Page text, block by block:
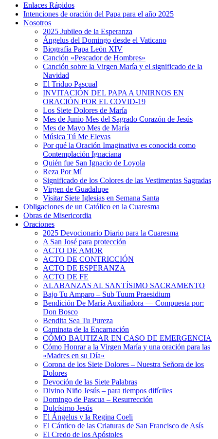
Enlaces Rápidos
Intenciones de oración del Papa para el año 2025
Nosotros
2025 Jubileo de la Esperanza
Ángelus del Domingo desde el Vaticano
Biografía Papa León XIV
Canción «Pescador de Hombres»
Canción sobre la Virgen María y el significado de la
Navidad
El Triduo Pascual
INVITACIÓN DEL PAPA A UNIRNOS EN
ORACIÓN POR EL COVID-19
Los Siete Dolores de María
Mes de Junio Mes del Sagrado Corazón de Jesús
Mes de Mayo Mes de María
Música Tú Me Elevas
Por qué la Oración Imaginativa es conocida como
Contemplación Ignaciana
Quién fue San Ignacio de Loyola
Reza Por Mí
Significado de los Colores de las Vestimentas Sagradas
Virgen de Guadalupe
Visitar Siete Iglesias en Semana Santa
Obligaciones de un Católico en la Cuaresma
Obras de Misericordia
Oraciones
2025 Devocionario Diario para la Cuaresma
A San José para protección
ACTO DE AMOR
ACTO DE CONTRICCIÓN
ACTO DE ESPERANZA
ACTO DE FE
ALABANZAS AL SANTÍSIMO SACRAMENTO
Bajo Tu Amparo – Sub Tuum Praesidium
Bendición De María Auxiliadora — Compuesta por:
Don Bosco
Bendita Sea Tu Pureza
Caminata de la Encarnación
CÓMO BAUTIZAR EN CASO DE EMERGENCIA
Cómo Honrar a la Virgen María y una oración para las
«Madres en su Día»
Corona de los Siete Dolores – Nuestra Señora de los
Dolores
Devoción de las Siete Palabras
Divino Niño Jesús – para tiempos difíciles
Domingo de Pascua – Resurrección
Dulcísimo Jesús
El Ángelus y la Regina Coeli
El Cántico de las Criaturas de San Francisco de Asís
El Credo de los Apóstoles